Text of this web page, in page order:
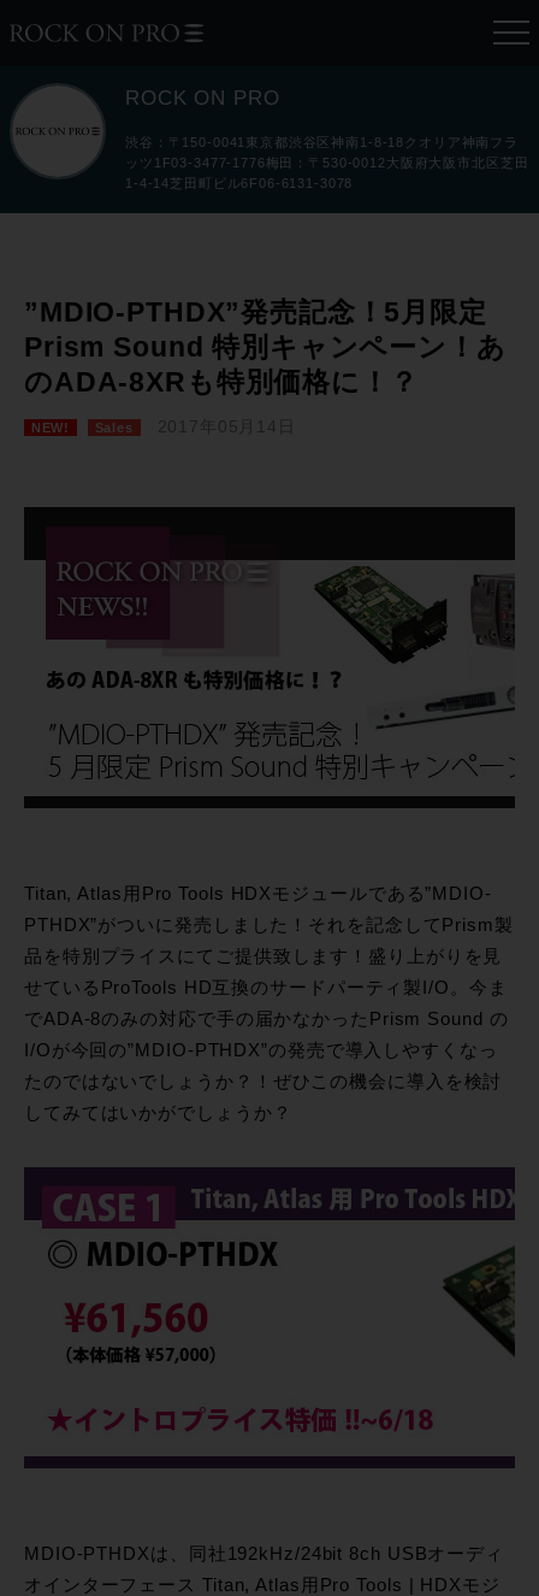
ROCK ON PRO
渋谷：〒150-0041東京都渋谷区神南1-8-18クオリア神南フラ
ッツ1F03-3477-1776梅田：〒530-0012大阪府大阪市北区芝田
1-4-14芝田町ビル6F06-6131-3078
”MDIO-PTHDX”発売記念！5月限定
Prism Sound 特別キャンペーン！あ
のADA-8XRも特別価格に！？
NEW! Sales 2017年05月14日
Titan, Atlas用Pro Tools HDXモジュールである”MDIO-
PTHDX”がついに発売しました！それを記念してPrism製
品を特別プライスにてご提供致します！盛り上がりを見
せているProTools HD互換のサードパーティ製I/O。今ま
でADA-8のみの対応で手の届かなかったPrism Sound の
I/Oが今回の”MDIO-PTHDX”の発売で導入しやすくなっ
たのではないでしょうか？！ぜひこの機会に導入を検討
してみてはいかがでしょうか？
MDIO-PTHDXは、同社192kHz/24bit 8ch USBオーディ
オインターフェース Titan, Atlas用Pro Tools | HDXモジ